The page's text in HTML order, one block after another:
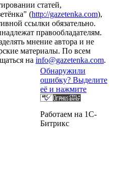
статей,
(http://gazetenka.com),
ссылки обязательно.
правообладателям.
мнение автора и не
материалы. По всем
на info@gazetenka.com.
Обнаружили
ошибку? Выделите
её и нажмите
Работаем на 1C-
Битрикс